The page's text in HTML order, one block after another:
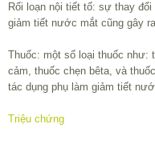
Rối loạn nội tiết tố: sự thay
giảm tiết nước mắt cũng gây
Thuốc: một số loại thuốc như:
cảm, thuốc chẹn bêta, và
tác dụng phụ làm giảm tiết
Triệu chứng